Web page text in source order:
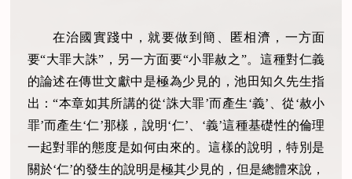
在治國實踐中，就要做到簡、匿相濟，一方面
要“大罪大誅”，另一方面要“小罪赦之”。這種對仁義
的論述在傳世文獻中是極為少見的，池田知久先生指
出：“本章如其所講的從‘誅大罪’而產生‘義’、從‘赦小
罪’而產生‘仁’那樣，說明‘仁’、‘義’這種基礎性的倫理
一起對罪的態度是如何由來的。這樣的說明，特別是
關於‘仁’的發生的說明是極其少見的，但是總體來說，